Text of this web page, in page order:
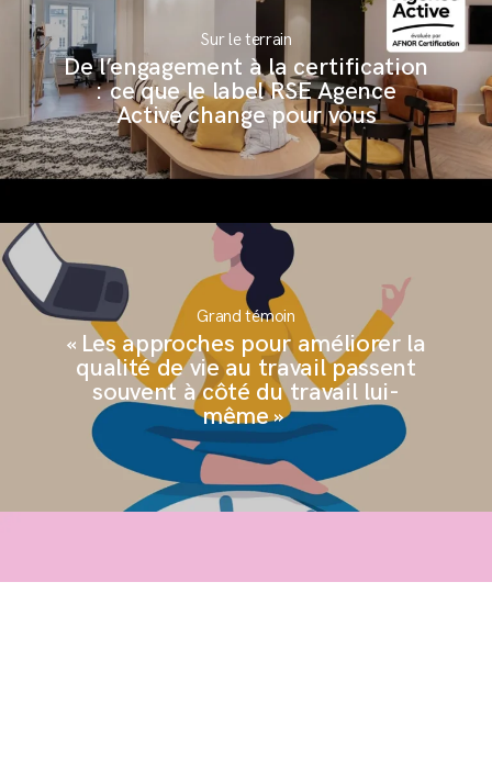
Sur le terrain
De l’engagement à la certification
: ce que le label RSE Agence
Active change pour vous
Grand témoin
« Les approches pour améliorer la
qualité de vie au travail passent
souvent à côté du travail lui-
même »